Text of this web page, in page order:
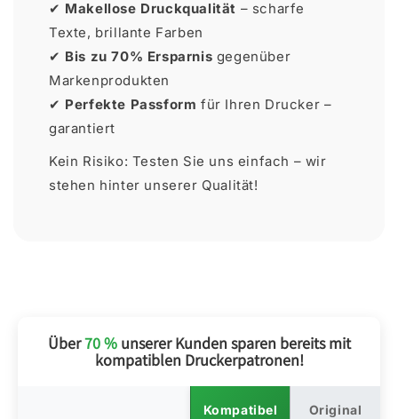
✔ Makellose Druckqualität – scharfe
Texte, brillante Farben
✔ Bis zu 70% Ersparnis gegenüber
Markenprodukten
✔ Perfekte Passform für Ihren Drucker –
garantiert
Kein Risiko: Testen Sie uns einfach – wir
stehen hinter unserer Qualität!
Über70 %unserer Kunden sparen bereits mit
kompatiblen Druckerpatronen!
Kompatibel Original